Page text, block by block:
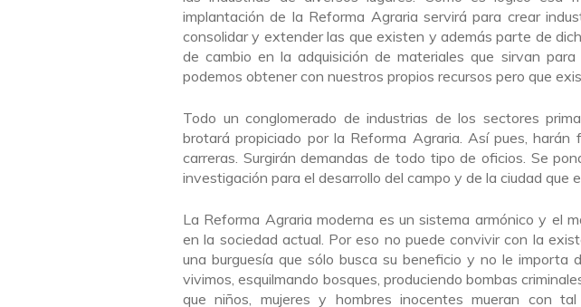
implantación de la Reforma Agraria servirá para crear
consolidar y extender las que existen y además parte de
de cambio en la adquisición de materiales que sirvan
podemos obtener con nuestros propios recursos pero que
Todo un conglomerado de industrias de los sectores
brotará propiciado por la Reforma Agraria. Así pues,
carreras. Surgirán demandas de todo tipo de oficios. Se
investigación para el desarrollo del campo y de la ciudad que
La Reforma Agraria moderna es un sistema armónico y el
en la sociedad actual. Por eso no puede convivir con la
una burguesía que sólo busca su beneficio y no le importa
vivimos, esquilmando bosques, produciendo bombas
que niños, mujeres y hombres inocentes mueran con